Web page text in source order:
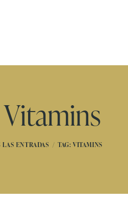
Vitamins
LAS ENTRADAS TAG: VITAMINS